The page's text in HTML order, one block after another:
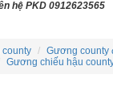
hệ PKD 0912623565
Gương county
Gương chiếu hậu